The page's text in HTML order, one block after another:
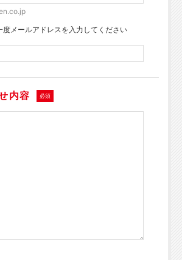
度メールアドレスを入力してください
内容 必須